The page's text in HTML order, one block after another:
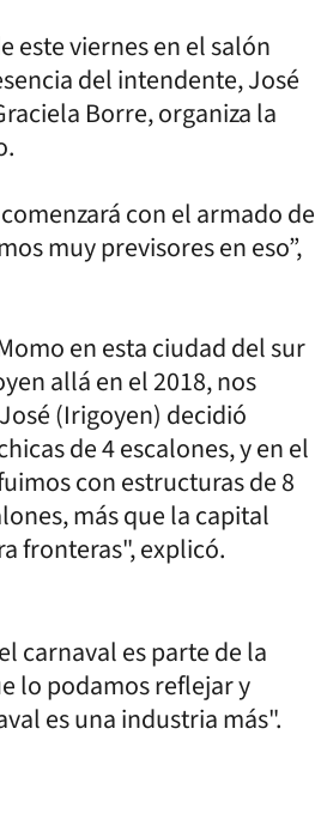
este viernes en el salón
del intendente, José
Borre, organiza la
con el armado de
muy previsores en eso”,
en esta ciudad del sur
allá en el 2018, nos
(Irigoyen) decidió
de 4 escalones, y en el
con estructuras de 8
más que la capital
fronteras", explicó.
carnaval es parte de la
lo podamos reflejar y
es una industria más".